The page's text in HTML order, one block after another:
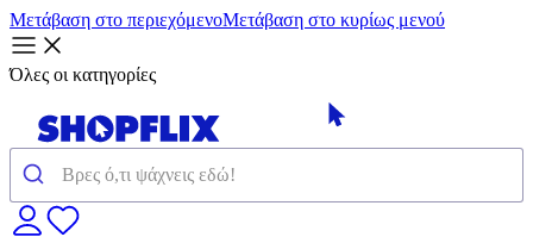
Μετάβαση στο περιεχόμενοΜετάβαση στο κυρίως μενού
Όλες οι κατηγορίες